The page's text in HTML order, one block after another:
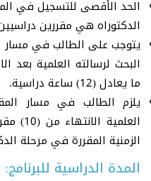
الحد الأقصى للتسجيل في
الدكتوراه هي مقررين دراسيين
يتوجب على الطالب في مسار
البحث لرسالته العلمية بعد
ما يعادل (12) ساعة دراسية.
يلزم الطالب في مسار
الزمنية المقررة في مرحلة
المدة الدراسية للبرنامج: